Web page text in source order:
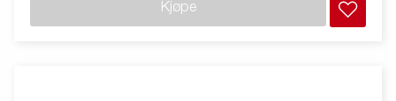
miljøavgift kan tilkomme.
Kjøpe